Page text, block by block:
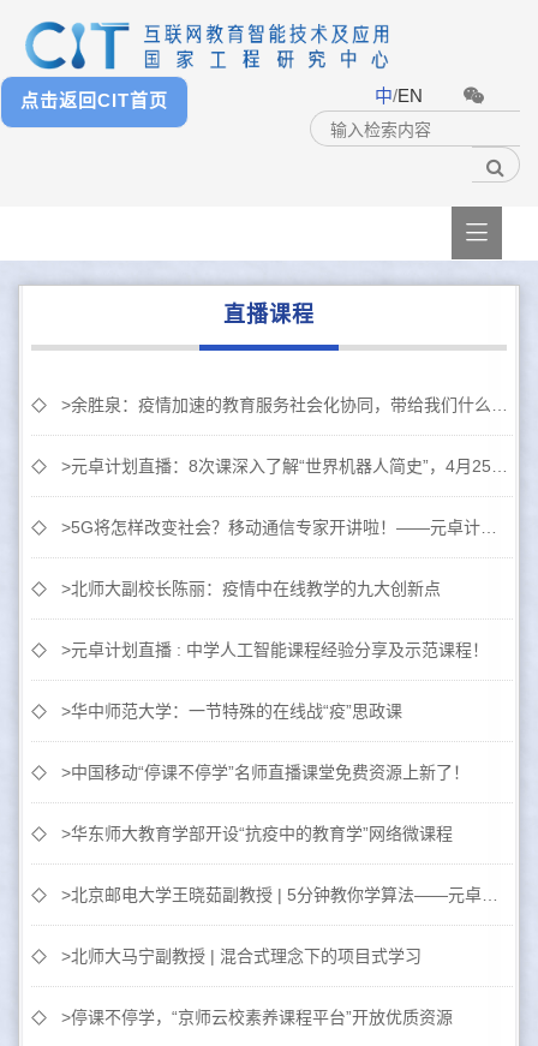
点击返回CIT首页 中/EN

直播课程
>余胜泉：疫情加速的教育服务社会化协同，带给我们什么启示？
>元卓计划直播：8次课深入了解“世界机器人简史”，4月25日-5月24日
>5G将怎样改变社会？移动通信专家开讲啦！——元卓计划公益直播课
>北师大副校长陈丽：疫情中在线教学的九大创新点
>元卓计划直播 : 中学人工智能课程经验分享及示范课程！
>华中师范大学：一节特殊的在线战“疫”思政课
>中国移动“停课不停学”名师直播课堂免费资源上新了！
>华东师大教育学部开设“抗疫中的教育学”网络微课程
>北京邮电大学王晓茹副教授 | 5分钟教你学算法——元卓计划在线公益课
>北师大马宁副教授 | 混合式理念下的项目式学习
>停课不停学，“京师云校素养课程平台”开放优质资源